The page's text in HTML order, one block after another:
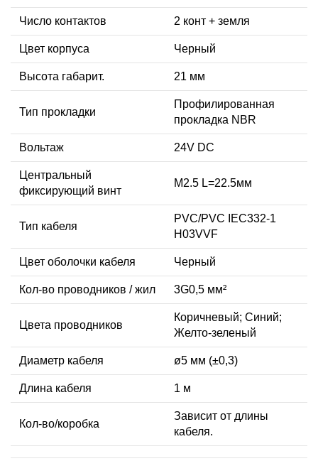
Число контактов 2 конт + земля
Цвет корпуса Черный
Высота габарит. 21 мм
Тип прокладки
Профилированная
прокладка NBR
Вольтаж 24V DC
Центральный
фиксирующий винт
M2.5 L=22.5мм
Тип кабеля
PVC/PVC IEC332-1
H03VVF
Цвет оболочки кабеля Черный
Кол-во проводников / жил 3G0,5 мм²
Цвета проводников
Коричневый; Синий;
Желто-зеленый
Диаметр кабеля ø5 мм (±0,3)
Длина кабеля 1 м
Кол-во/коробка
Зависит от длины
кабеля.